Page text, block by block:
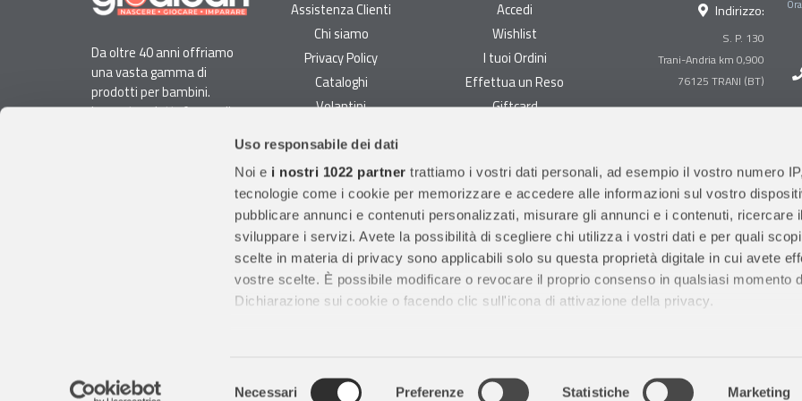
Uso responsabile dei dati
Noi e i nostri 1022 partner trattiamo i vostri dati personali, ad esempio il vostro numero
tecnologie come i cookie per memorizzare e accedere alle informazioni sul vostro
pubblicare annunci e contenuti personalizzati, misurare gli annunci e i contenuti, ricercare
sviluppare i servizi. Avete la possibilità di scegliere chi utilizza i vostri dati e per quali
scelte in materia di privacy sono applicabili solo su questa proprietà digitale in cui avete
vostre scelte. È possibile modificare o revocare il proprio consenso in qualsiasi momento
Dichiarazione sui cookie o facendo clic sull'icona di attivazione della privacy.
Identificare il tuo dispositivo, scansionandolo attivamente alla ricerca di caratteristiche
Necessari Preferenze Statistiche Marketing
Da oltre 40 anni offriamo
una vasta gamma di
prodotti per bambini.
La nostra piattaforma di
ricerca di giocattoli, articoli
per l'infanzia, cancelleria e
soddisfare le esigenze dei
Assistenza Clienti
Chi siamo
Privacy Policy
Cataloghi
Volantini
DURC e Tracciabilità
Rilevazione Misure
Radiatori
Accedi
Wishlist
I tuoi Ordini
Effettua un Reso
Giftcard
Garanzie
Condizioni di vendita
Spedizioni e Resi
Pagamenti sicuri
Indirizzo:
S. P. 130
Trani-Andria km 0,900
Prima Infanzia: 0883
494858
Orari di apertura al pubblico
Gruppo Giodicart srl S. P. 130 Trani-Andria km 0,900 (16 bis uscita Trani Nord) 76125 TRANI (BT)
P. IVA